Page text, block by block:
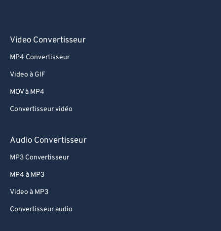
Video Convertisseur
MP4 Convertisseur
Video à GIF
MOV à MP4
Convertisseur vidéo
Audio Convertisseur
MP3 Convertisseur
MP4 à MP3
Video à MP3
Convertisseur audio